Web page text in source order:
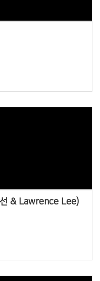
선 & Lawrence Lee)